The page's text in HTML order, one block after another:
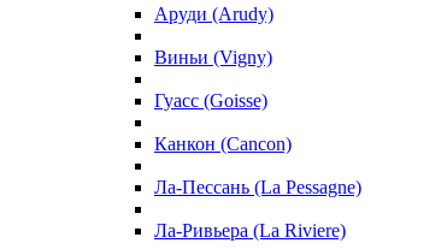
Аруди (Arudy)
Виньи (Vigny)
Гуасс (Goisse)
Канкон (Cancon)
Ла-Пессань (La Pessagne)
Ла-Ривьера (La Riviere)